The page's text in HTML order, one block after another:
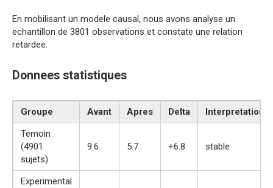
En mobilisant un modele causal, nous avons analyse un
echantillon de 3801 observations et constate une relation
retardee.
Donnees statistiques
Groupe Avant Apres Delta
Interpretation
Temoin
(4901
sujets)
9.6 5.7 +6.8 stable
Experimental